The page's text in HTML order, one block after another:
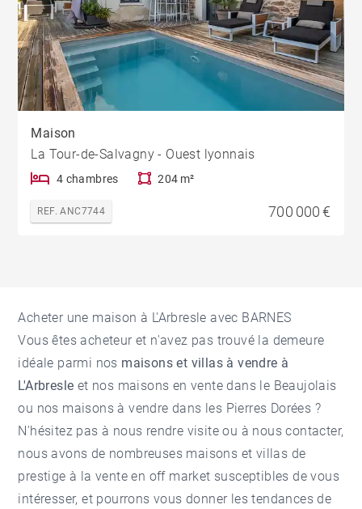
Maison
La Tour-de-Salvagny - Ouest lyonnais
4 chambres 204 m²
REF. ANC7744 700 000 €
Acheter une maison à L'Arbresle avec BARNES
Vous êtes acheteur et n'avez pas trouvé la demeure
idéale parmi nos maisons et villas à vendre à
L'Arbresle et nos maisons en vente dans le Beaujolais
ou nos maisons à vendre dans les Pierres Dorées ?
N'hésitez pas à nous rendre visite ou à nous contacter,
nous avons de nombreuses maisons et villas de
prestige à la vente en off market susceptibles de vous
intéresser, et pourrons vous donner les tendances de